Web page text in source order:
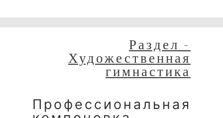
Раздел -
Художественная
гимнастика
Профессиональная